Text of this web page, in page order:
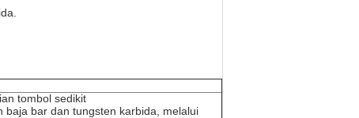
tombol sedikit
baja bar dan tungsten karbida, melalui